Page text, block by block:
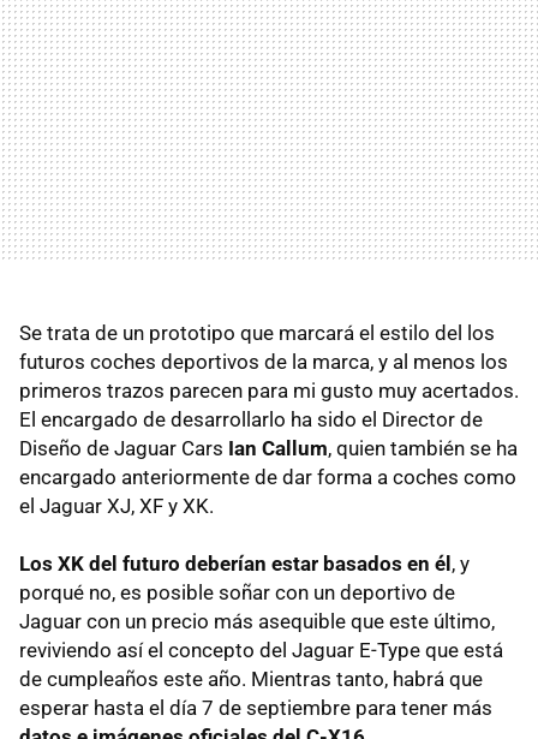
Se trata de un prototipo que marcará el estilo del los
futuros coches deportivos de la marca, y al menos los
primeros trazos parecen para mi gusto muy acertados.
El encargado de desarrollarlo ha sido el Director de
Diseño de Jaguar Cars Ian Callum, quien también se ha
encargado anteriormente de dar forma a coches como
el Jaguar XJ, XF y XK.
Los XK del futuro deberían estar basados en él , y
porqué no, es posible soñar con un deportivo de
Jaguar con un precio más asequible que este último,
reviviendo así el concepto del Jaguar E-Type que está
de cumpleaños este año. Mientras tanto, habrá que
esperar hasta el día 7 de septiembre para tener más